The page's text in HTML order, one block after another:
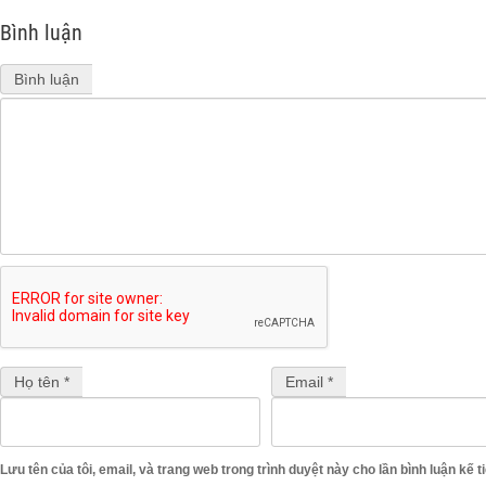
Bình luận
Bình luận
Họ tên * Email *
Lưu tên của tôi, email, và trang web trong trình duyệt này cho lần bình luận kế